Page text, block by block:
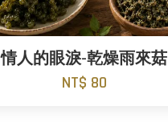
情人的眼淚-乾燥雨來菇
NT$ 80